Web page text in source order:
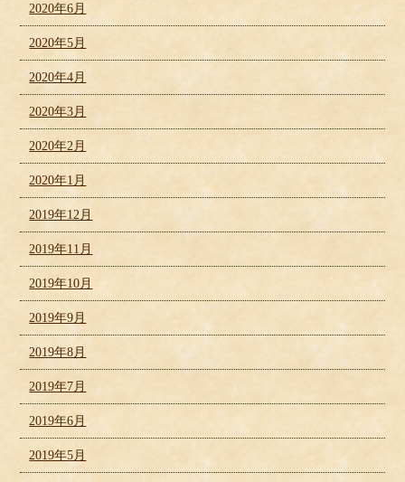
2020年6月
2020年5月
2020年4月
2020年3月
2020年2月
2020年1月
2019年12月
2019年11月
2019年10月
2019年9月
2019年8月
2019年7月
2019年6月
2019年5月